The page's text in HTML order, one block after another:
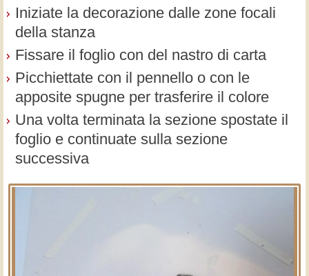
Iniziate la decorazione dalle zone focali
della stanza
Fissare il foglio con del nastro di carta
Picchiettate con il pennello o con le
apposite spugne per trasferire il colore
Una volta terminata la sezione spostate il
foglio e continuate sulla sezione
successiva